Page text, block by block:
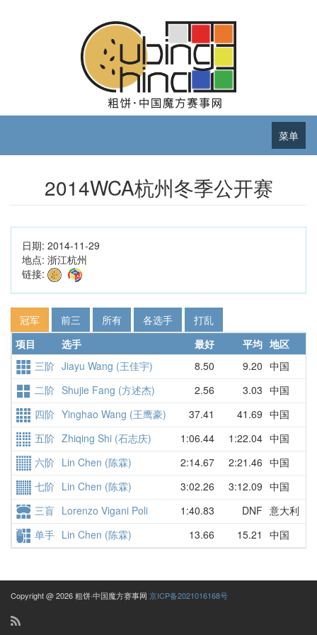
菜单
2014WCA杭州冬季公开赛
日期: 2014-11-29
地点: 浙江杭州
链接:
冠军 前三 所有 各选手
打乱
项目
选手 最好 平均 地区
三阶 Jiayu Wang (王佳宇) 8.50 9.20 中国
二阶 Shujie Fang (方述杰) 2.56 3.03 中国
四阶 Yinghao Wang (王鹰豪) 37.41 41.69 中国
五阶 Zhiqing Shi (石志庆) 1:06.44 1:22.04 中国
六阶 Lin Chen (陈霖) 2:14.67 2:21.46 中国
七阶 Lin Chen (陈霖) 3:02.26 3:12.09 中国
三盲 Lorenzo Vigani Poli 1:40.83 DNF 意大利
单手 Lin Chen (陈霖) 13.66 15.21 中国
Copyright @ 2026 粗饼·中国魔方赛事网 京ICP备2021016168号